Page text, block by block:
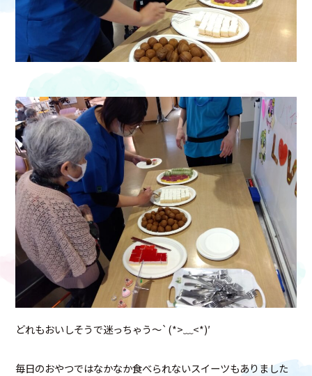
どれもおいしそうで迷っちゃう～`(*>﹏<*)′
毎日のおやつではなかなか食べられないスイーツもありました